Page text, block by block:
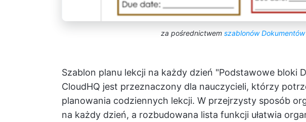
za pośrednictwem szablonów
Szablon planu lekcji na każdy dzień "Podstawowe bloki
CloudHQ jest przeznaczony dla nauczycieli, którzy
planowania codziennych lekcji. W przejrzysty sposób
na każdy dzień, a rozbudowana lista funkcji ułatwia